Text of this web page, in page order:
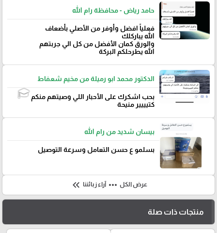
🎓
حامد رياض - محافظة رام الله
فعلياً افضل وأوفر من الأصلي بأضعاف
الله يباركلك
والورق كمان الأفضل من كل الي جربتهم
الله يطرحلكم البركة
الدكتور محمد ابو رميلة من مخيم شعفاط
بحب اشكرك على الأحبار اللي وصيتهم منكم
كتيييير منيحة
بيسان شديد من رام الله
بسلمو ع حسن التعامل وسرعة التوصيل
عرض الكل more_horiz آراء زبائننا keyboard_double_arrow_left
منتجات ذات صلة